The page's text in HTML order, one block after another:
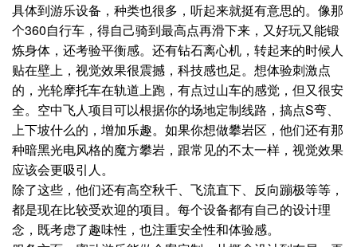
具体到游乐设备，种类也很多，听起来就挺有意思的。像那
个360自行车，得自己骑到最高点再滑下来，又好玩又能锻
炼身体，还考验平衡感。还有钻石离心机，转起来的时候人
贴在壁上，视觉效果很震撼，科技感也足。想体验刺激点
的，光轮摩托车在轨道上跑，有点过山车的感觉，但又很安
全。空中飞人项目可以根据你的场地定制线路，搞点S弯、
上下坡什么的，增加乐趣。如果你想做攀岩区，他们还有那
种暗黑光电风格的魔方攀岩，跟常见的不太一样，视觉效果
应该会更吸引人。
除了这些，他们还有高空秋千、飞流直下、反向蹦极等等，
都是现在比较受欢迎的项目。每个设备都有自己的设计理
念，既考虑了趣味性，也注重安全性和体验感。